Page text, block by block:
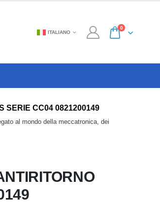
ITALIANO
0
SERIE CC04 0821200149
al mondo della meccatronica, dei